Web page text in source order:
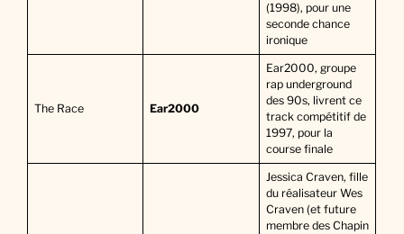
(1998), pour une
seconde chance
ironique
The Race Ear2000
Ear2000, groupe
rap underground
des 90s, livrent ce
track compétitif de
1997, pour la
course finale
Jessica Craven, fille
du réalisateur Wes
Craven (et future
membre des Chapin